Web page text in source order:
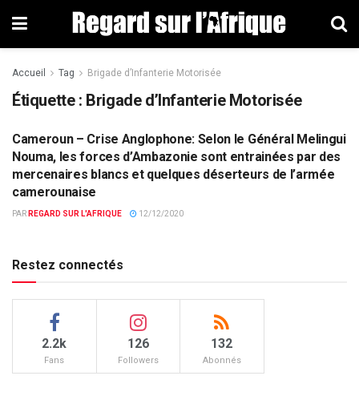
Accueil Tag Brigade d’Infanterie Motorisée
Étiquette : Brigade d’Infanterie Motorisée
ACTUALITÉS PAR PAYS
Cameroun – Crise Anglophone: Selon le Général Melingui
Nouma, les forces d’Ambazonie sont entrainées par des
mercenaires blancs et quelques déserteurs de l’armée
camerounaise
PAR REGARD SUR L'AFRIQUE 12/12/2020
Restez connectés
2.2k
Fans
126
Followers
132
Abonnés